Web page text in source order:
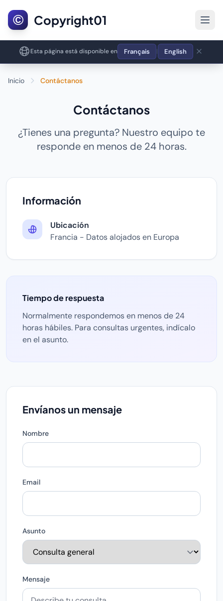
© Copyright01
Esta página está disponible en Français | English
Inicio Contáctanos
Contáctanos
¿Tienes una pregunta? Nuestro equipo te
responde en menos de 24 horas.
Información
Ubicación
Francia - Datos alojados en Europa
Tiempo de respuesta
Normalmente respondemos en menos de 24
horas hábiles. Para consultas urgentes, indícalo
en el asunto.
Envíanos un mensaje
Nombre
Email
Asunto
Mensaje